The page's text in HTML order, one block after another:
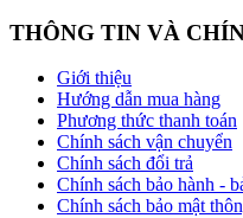
THÔNG TIN VÀ
Giới thiệu
Hướng dẫn mua hàng
Phương thức thanh toán
Chính sách vận chuyển
Chính sách đổi trả
Chính sách bảo hành -
Chính sách bảo mật